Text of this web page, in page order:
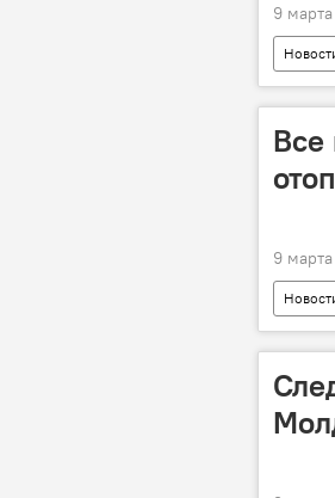
9
9
НАРЭ